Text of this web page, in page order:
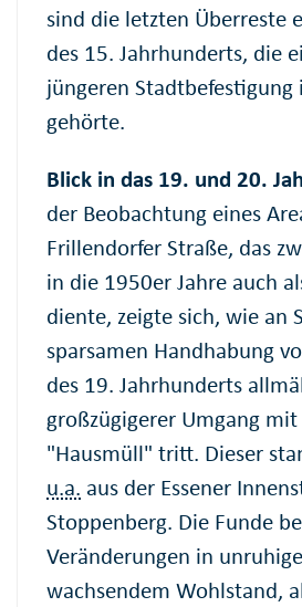
sind die letzten Überreste
des 15. Jahrhunderts, die
jüngeren Stadtbefestigung
gehörte.
Blick in das 19. und 20.
der Beobachtung eines
Frillendorfer Straße, das
in die 1950er Jahre auch
diente, zeigte sich, wie an
sparsamen Handhabung
des 19. Jahrhunderts
großzügigerer Umgang
"Hausmüll" tritt. Dieser
u.a. aus der Essener
Stoppenberg. Die Funde
Veränderungen in
wachsendem Wohlstand,